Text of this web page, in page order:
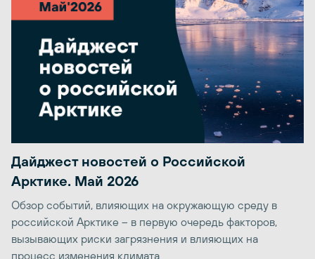
Дайджест новостей о Российской
Арктике. Май 2026
Обзор событий, влияющих на окружающую среду в
российской Арктике – в первую очередь факторов,
вызывающих риски загрязнения и влияющих на
процесс изменения климата